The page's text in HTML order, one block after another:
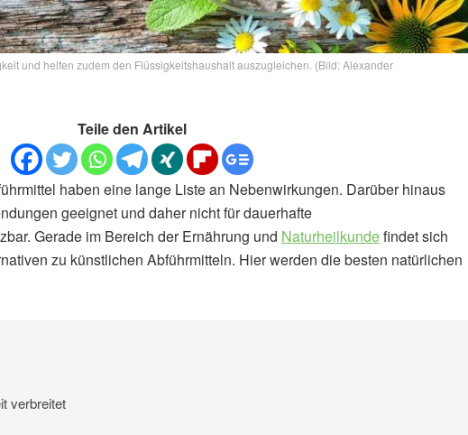
und helfen zudem den Flüssigkeitshaushalt auszugleichen. (Bild: Alexander
Teile den Artikel
haben eine lange Liste an Nebenwirkungen. Darüber hinaus
geeignet und daher nicht für dauerhafte
Gerade im Bereich der Ernährung und Naturheilkundefindet sich
zu künstlichen Abführmitteln. Hier werden die besten natürlichen
verbreitet